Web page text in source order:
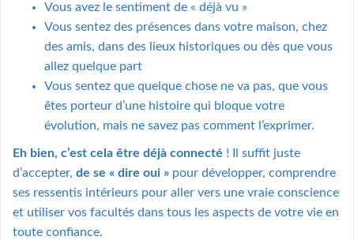
Vous avez le sentiment de « déjà vu »
Vous sentez des présences dans votre maison, chez
des amis, dans des lieux historiques ou dès que vous
allez quelque part
Vous sentez que quelque chose ne va pas, que vous
êtes porteur d’une histoire qui bloque votre
évolution, mais ne savez pas comment l’exprimer.
Eh bien, c’est cela être déjà connecté ! Il suffit juste
d’accepter, de se « dire oui » pour développer, comprendre
ses ressentis intérieurs pour aller vers une vraie conscience
et utiliser vos facultés dans tous les aspects de votre vie en
toute confiance.